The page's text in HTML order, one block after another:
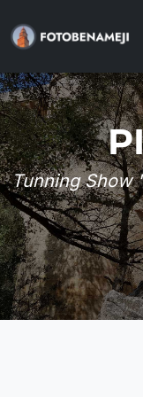
Tunning Show